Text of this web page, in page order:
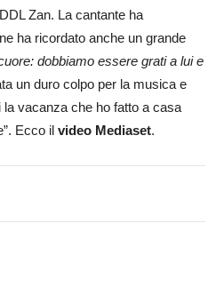
Zan. La cantante ha
ha ricordato anche un grande
dobbiamo essere grati a lui e
un duro colpo per la musica e
la vacanza che ho fatto a casa
Ecco il video Mediaset.